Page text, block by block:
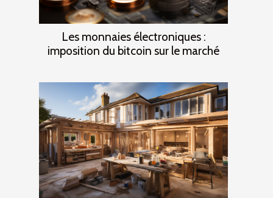
Les monnaies électroniques :
imposition du bitcoin sur le marché